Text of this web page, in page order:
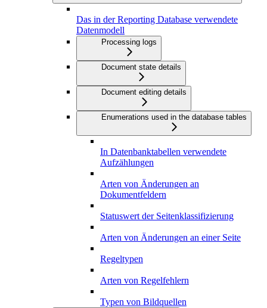
Das in der Reporting Database verwendete
Datenmodell
Processing logs
Document state details
Document editing details
Enumerations used in the database tables
In Datenbanktabellen verwendete
Aufzählungen
Arten von Änderungen an
Dokumentfeldern
Statuswert der Seitenklassifizierung
Arten von Änderungen an einer Seite
Regeltypen
Arten von Regelfehlern
Typen von Bildquellen